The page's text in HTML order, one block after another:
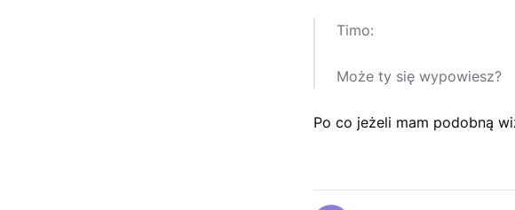
Timo:
Może ty się wypowiesz?
Po co jeżeli mam podobną